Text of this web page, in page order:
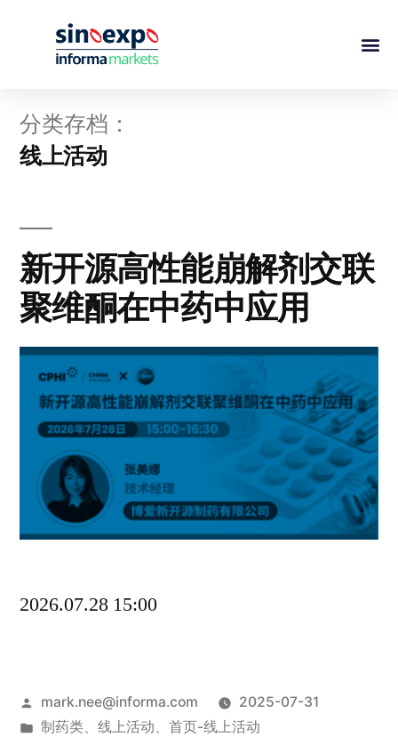
分类存档：
线上活动
新开源高性能崩解剂交联
聚维酮在中药中应用
2026.07.28 15:00
mark.nee@informa.com
2025-07-31
制药类、 线上活动 首页-线上活动